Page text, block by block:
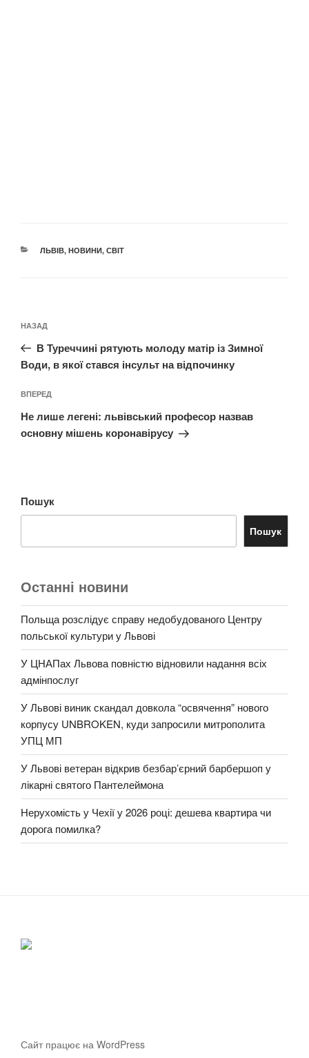
КАТЕГОРІЇ
ЛЬВІВ, НОВИНИ, СВІТ
записів
Попередній
запис:
НАЗАД
В Туреччині рятують молоду матір із Зимної
Води, в якої стався інсульт на відпочинку
Наступний
запис
ВПЕРЕД
Не лише легені: львівський професор назвав
основну мішень коронавірусу
Пошук
Пошук
Останні новини
Польща розслідує справу недобудованого Центру
польської культури у Львові
У ЦНАПах Львова повністю відновили надання всіх
адмінпослуг
У Львові виник скандал довкола “освячення” нового
корпусу UNBROKEN, куди запросили митрополита
УПЦ МП
У Львові ветеран відкрив безбар’єрний барбершоп у
лікарні святого Пантелеймона
Нерухомість у Чехії у 2026 році: дешева квартира чи
дорога помилка?
Сайт працює на WordPress